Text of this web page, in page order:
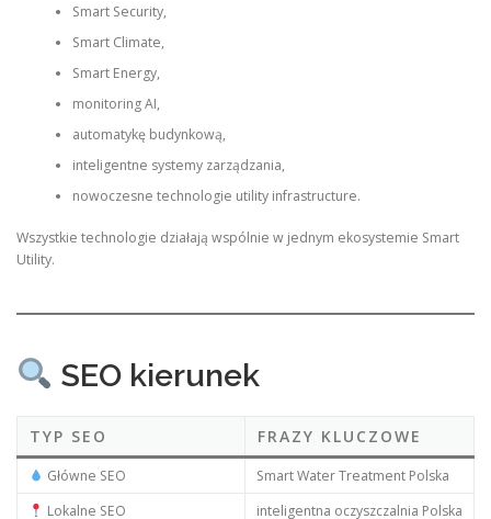
Smart Security,
Smart Climate,
Smart Energy,
monitoring AI,
automatykę budynkową,
inteligentne systemy zarządzania,
nowoczesne technologie utility infrastructure.
Wszystkie technologie działają wspólnie w jednym ekosystemie Smart
Utility.
SEO kierunek
TYP SEO FRAZY KLUCZOWE
Główne SEO
Smart Water Treatment Polska
Lokalne SEO
inteligentna oczyszczalnia Polska